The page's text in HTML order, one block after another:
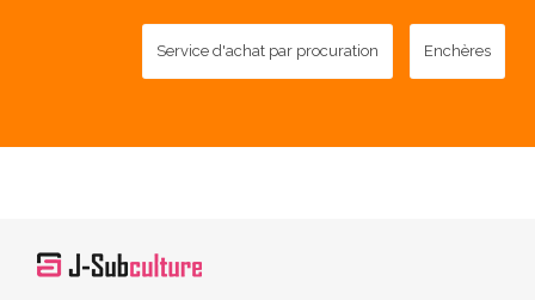
Service d'achat par procuration Enchères